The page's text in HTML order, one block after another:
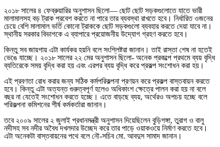
২০১৮ সালের ৪ ফেব্রুয়ারির অনুশাসন ছিলো— ছোট ছোট সড়কগুলোতে যাতে ভারী
মালামালসহ বড় ট্রাক প্রবেশ করতে না পারে তার ব্যবস্থা রাখতে হবে। নির্ধারিত ওজনের
চেয়ে বেশি মালামাল ভর্তি কোনো ট্রাককে ছোট সড়কগুলো ব্যবহার করতে দেয়া যাবে না।
স্থানীয় সরকার বিভাগকে এ ব্যাপারে প্রয়োজনীয় উদ্যোগ গ্রহণ করতে হবে।
কিন্তু সব জায়গায় এটা কার্যকর হয়নি বলে সংশ্লিষ্টরা জানান। তাই রাস্তা শেষ না হতেই
ভেঙে যাচ্ছে। ২০১৮ সালের ২২ মের অনুশাসন ছিলো- অনেক প্রকল্পে প্রথমে ব্যয় বৃদ্ধি
ব্যতিরেকে সময় বৃদ্ধি করা হয় এবং এরপর ব্যয় বৃদ্ধি করে প্রকল্প সংশোধন করা হয়।
এই প্রবণতা রোধ করার জন্য সঠিক কর্মপরিকল্পনা প্রণয়ন করে প্রকল্প বাস্তবায়ন করতে
হবে। কিন্তু এটা অত্যন্ত গুরুত্বপূর্ণ হলেও অধিকাংশ ক্ষেত্রে পালন করা হয় না বলে
বছর না যেতেই সংশোধন করতে হচ্ছে। এতে বাড়ছে ব্যয়, অর্থেরও অপচয় হচ্ছে বলে
পরিকল্পনা কমিশনের শীর্ষ কর্মকর্তারা জানান।
তবে ২০০৯ সালের ২ জুলাই প্রধানমন্ত্রী অনুশাসন দিয়েছিলেন বুড়িগঙ্গা, তুরাগ ও বালু
নদীসহ সব নদীর অবৈধ দখলদার উচ্ছেদ করে তার পাড়ে ওয়াকওয়ে নির্মাণ করতে হবে।
এটা অনেকটা বাস্তবায়নের পথে বলে নৌ-সচিব মো. আবদুস সামাদ জানান।